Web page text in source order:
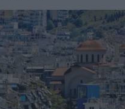
ΣΠΟΡ
ENGLISH EDITION
STORIES
TRAVEL
ΥΓΕΙΑ
ΟΛΥΜΠΙΑΚΟΙ ΑΓΩΝΕΣ